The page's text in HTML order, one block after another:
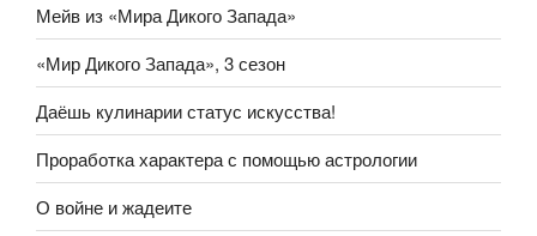
Мейв из «Мира Дикого Запада»
«Мир Дикого Запада», 3 сезон
Даёшь кулинарии статус искусства!
Проработка характера с помощью астрологии
О войне и жадеите